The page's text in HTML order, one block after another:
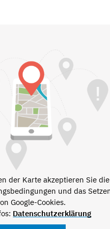
der Karte akzeptieren Sie die
und das
Google-Cookies.
Datenschutzerklärung